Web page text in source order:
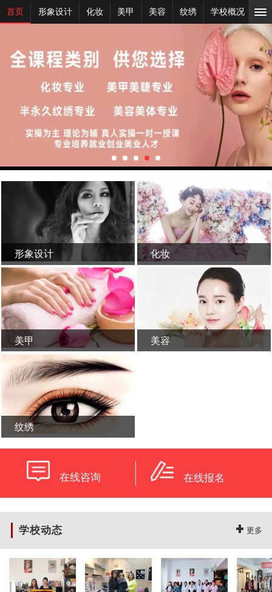
首页 形象设计 化妆 美甲 美容 纹绣 学校概况 新
形象设计 化妆
美甲 美容
纹绣
学校概况
新闻活动
在线咨询 在线报名
学校动态 更多